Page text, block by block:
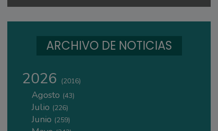
ARCHIVO DE NOTICIAS
2026 (2016)
Agosto (43)
Julio (226)
Junio (259)